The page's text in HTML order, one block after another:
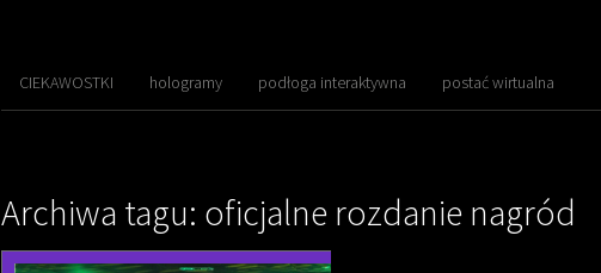
CIEKAWOSTKI hologramy podłoga interaktywna postać wirtualna
Archiwa tagu: oficjalne rozdanie nagród